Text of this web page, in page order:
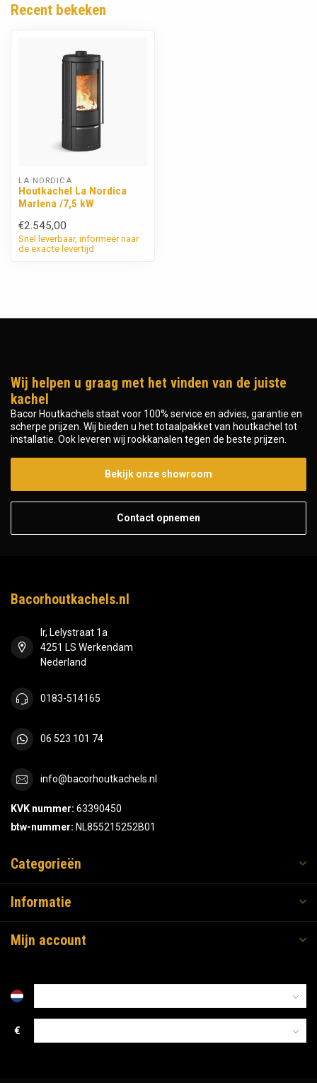
Recent bekeken
LA NORDICA
Houtkachel La Nordica
Marlena /7,5 kW
€2.545,00
Snel leverbaar, informeer naar
de exacte levertijd
Wij helpen u graag met het vinden van de juiste
kachel
Bacor Houtkachels staat voor 100% service en advies, garantie en
scherpe prijzen. Wij bieden u het totaalpakket van houtkachel tot
installatie. Ook leveren wij rookkanalen tegen de beste prijzen.
Bekijk onze showroom
Contact opnemen
Bacorhoutkachels.nl
Ir, Lelystraat 1a
4251 LS Werkendam
Nederland
0183-514165
06 523 101 74
info@bacorhoutkachels.nl
KVK nummer: 63390450
btw-nummer: NL855215252B01
Categorieën
Informatie
Mijn account
€